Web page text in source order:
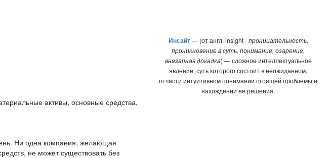
активы, основные средства,
Ни одна компания, желающая
не может существовать без
Инсайт— (от англ. insight -проницательность,
проникновение в суть, понимание, озарение,
внезапная догадка) — сложное интеллектуальное
явление, суть которого состоит в неожиданном,
отчасти интуитивном понимании стоящей проблемы и
нахождении ее решения.